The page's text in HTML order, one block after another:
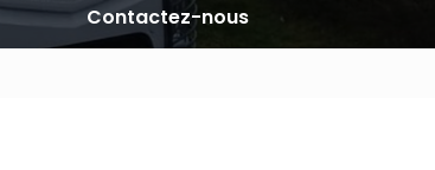
Contactez-nous